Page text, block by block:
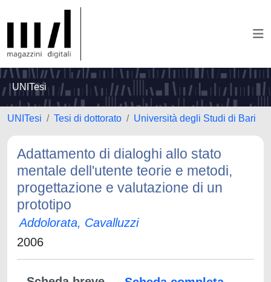
UNITesi
UNITesi Tesi di dottorato Università degli Studi di Bari
Adattamento di dialoghi allo stato
mentale dell'utente teorie e metodi,
progettazione e valutazione di un
prototipo
Addolorata, Cavalluzzi
2006